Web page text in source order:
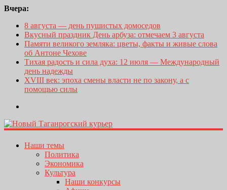
Вчера:
8 августа — день пушистых домоседов
Вкусный праздник День арбуза: отмечаем 3 августа
Памяти великого земляка: цветы, факты и живые слова
об Антоне Чехове
Тихая радость и сила духа: 12 июля — Международный
день надежды
XVIII век: эпоха смены власти не по закону, а с
помощью силы
Наши темы
Политика
Экономика
Культура
Наши конкурсы